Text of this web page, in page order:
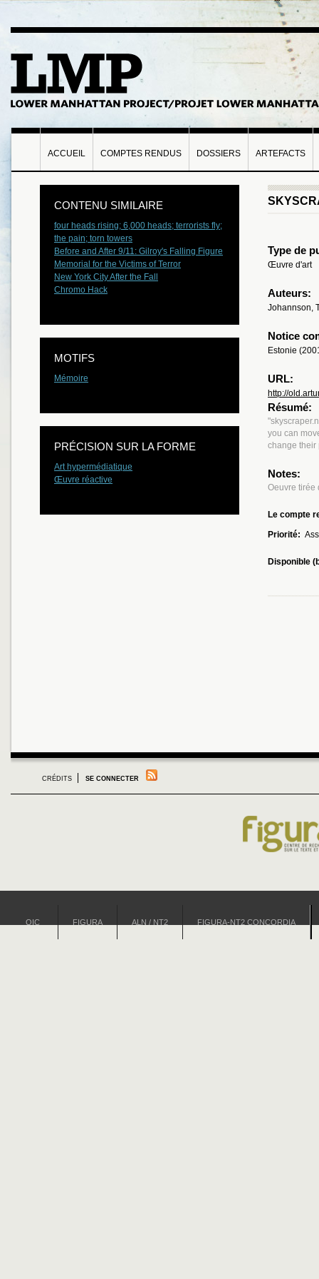
ACCUEIL COMPTES RENDUS DOSSIERS ARTEFACTS
Type de
Œuvre d'art
Auteurs:
Johannson,
Notice
Estonie
URL:
http://
Résumé:
you can
change their
Notes:
Oeuvre tirée
Le compte
Priorité:
Disponible
CONTENU SIMILAIRE
four heads rising; 6,000 heads; terrorists fly;
the pain; torn towers
Before and After 9/11: Gilroy's Falling Figure
Memorial for the Victims of Terror
New York City After the Fall
Chromo Hack
MOTIFS
Mémoire
PRÉCISION SUR LA FORME
Art hypermédiatique
Œuvre réactive
CRÉDITS SE CONNECTER
OIC FIGURA ALN / NT2 FIGURA-NT2 CONCORDIA